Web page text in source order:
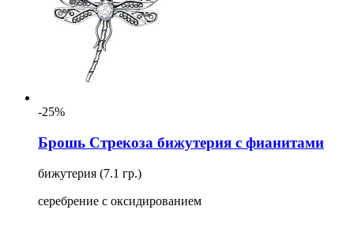
-25%
Брошь Стрекоза бижутерия с фианитами
бижутерия (7.1 гр.)
серебрение с оксидированием